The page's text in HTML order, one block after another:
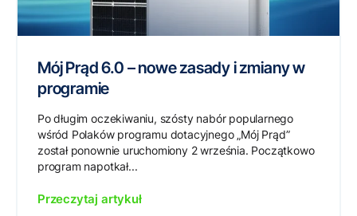
Mój Prąd 6.0 – nowe zasady i zmiany w
programie
Po długim oczekiwaniu, szósty nabór popularnego
wśród Polaków programu dotacyjnego „Mój Prąd”
został ponownie uruchomiony 2 września. Początkowo
program napotkał...
Przeczytaj artykuł